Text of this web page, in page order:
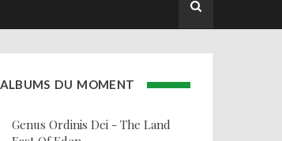
ALBUMS DU MOMENT
Genus Ordinis Dei - The Land